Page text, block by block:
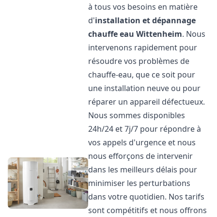
à tous vos besoins en matière
d'installation et dépannage
chauffe eau Wittenheim. Nous
intervenons rapidement pour
résoudre vos problèmes de
chauffe-eau, que ce soit pour
une installation neuve ou pour
réparer un appareil défectueux.
Nous sommes disponibles
24h/24 et 7j/7 pour répondre à
vos appels d'urgence et nous
nous efforçons de intervenir
dans les meilleurs délais pour
minimiser les perturbations
dans votre quotidien. Nos tarifs
sont compétitifs et nous offrons